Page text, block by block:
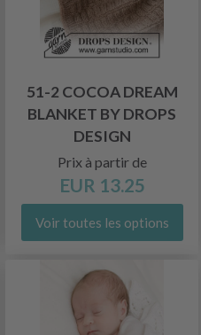
51-2 COCOA DREAM
BLANKET BY DROPS
DESIGN
Prix à partir de
EUR 13.25
Voir toutes les options